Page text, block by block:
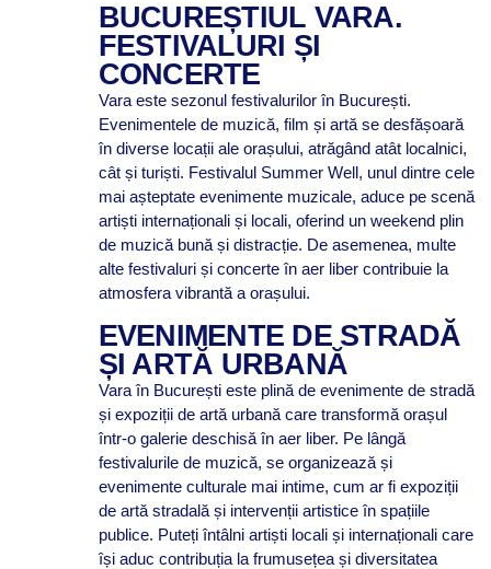
BUCUREȘTIUL VARA.
FESTIVALURI ȘI
CONCERTE
Vara este sezonul festivalurilor în București.
Evenimentele de muzică, film și artă se desfășoară
în diverse locații ale orașului, atrăgând atât localnici,
cât și turiști. Festivalul Summer Well, unul dintre cele
mai așteptate evenimente muzicale, aduce pe scenă
artiști internaționali și locali, oferind un weekend plin
de muzică bună și distracție. De asemenea, multe
alte festivaluri și concerte în aer liber contribuie la
atmosfera vibrantă a orașului.
EVENIMENTE DE STRADĂ
ȘI ARTĂ URBANĂ
Vara în București este plină de evenimente de stradă
și expoziții de artă urbană care transformă orașul
într-o galerie deschisă în aer liber. Pe lângă
festivalurile de muzică, se organizează și
evenimente culturale mai intime, cum ar fi expoziții
de artă stradală și intervenții artistice în spațiile
publice. Puteți întâlni artiști locali și internaționali care
își aduc contribuția la frumusețea și diversitatea